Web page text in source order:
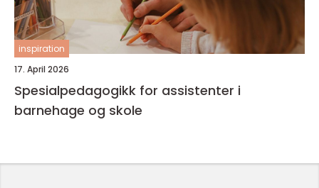
inspiration
17. April 2026
Spesialpedagogikk for assistenter i
barnehage og skole